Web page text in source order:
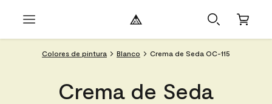
Colores de pintura Blanco Crema de Seda OC-115
Crema de Seda